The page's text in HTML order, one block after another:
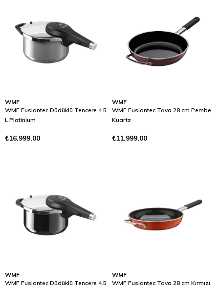
WMF
WMF Fusiontec Düdüklü Tencere 4.5
L Platinium
₺16.999,00
WMF
WMF Fusiontec Tava 28 cm Pembe
Kuartz
₺11.999,00
WMF
WMF Fusiontec Düdüklü Tencere 4.5
WMF
WMF Fusiontec Tava 28 cm Kırmızı